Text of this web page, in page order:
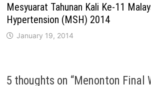
Mesyuarat Tahunan Kali Ke-11
Hypertension (MSH) 2014
January 19, 2014
5 thoughts on “Menonton Final